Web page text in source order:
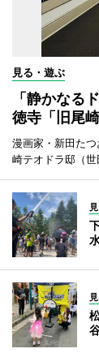
見る・遊ぶ
「静かなる
徳寺「旧尾
漫画家・新田た
崎テオドラ邸（世